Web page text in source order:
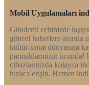
Mobil Uygulamaları
Gündemi cebinizde
güncel haberlere anında
kültür-sanat dünyasına
parmaklarınızın
cihazlarınızda kolayca
hızlıca erişin. Hemen